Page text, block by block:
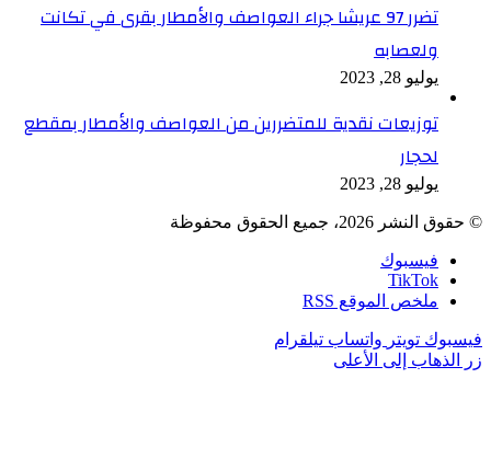
تضرر 97 عريشا جراء العواصف والأمطار بقرى في تكانت
ولعصابه
يوليو 28, 2023
توزيعات نقدية للمتضررين من العواصف والأمطار بمقطع
لحجار
يوليو 28, 2023
© حقوق النشر 2026، جميع الحقوق محفوظة
فيسبوك
TikTok
ملخص الموقع RSS
فيسبوك تويتر واتساب تيلقرام
زر الذهاب إلى الأعلى